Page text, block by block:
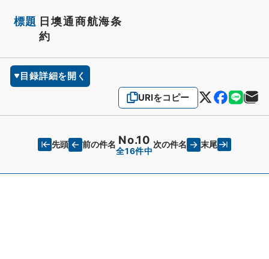
標題 日墺通商航海条
約
目録詳細を開く
URIをコピー
先頭 前の件名 No.10
全16件中
次の件名 末尾